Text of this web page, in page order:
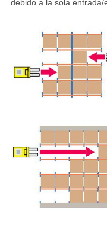
debido a la sola entrada/